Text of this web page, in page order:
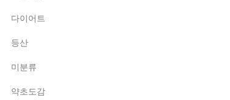
다이어트
등산
미분류
약초도감